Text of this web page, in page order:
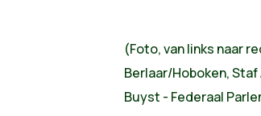
(Foto, van links naar
Berlaar/Hoboken,
Buyst - Federaal